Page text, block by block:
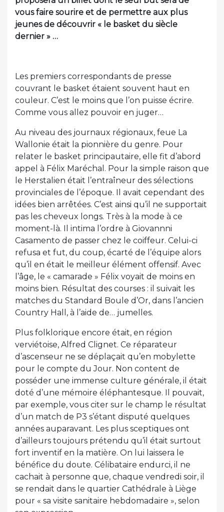
vous faire sourire et de permettre aux plus
jeunes de découvrir « le basket du siècle
dernier » …
Les premiers correspondants de presse
couvrant le basket étaient souvent haut en
couleur. C’est le moins que l’on puisse écrire.
Comme vous allez pouvoir en juger…
Au niveau des journaux régionaux, feue La
Wallonie était la pionnière du genre. Pour
relater le basket principautaire, elle fit d’abord
appel à Félix Maréchal. Pour la simple raison que
le Herstalien était l’entraîneur des sélections
provinciales de l’époque. Il avait cependant des
idées bien arrêtées. C’est ainsi qu’il ne supportait
pas les cheveux longs. Très à la mode à ce
moment-là. Il intima l’ordre à Giovannni
Casamento de passer chez le coiffeur. Celui-ci
refusa et fut, du coup, écarté de l’équipe alors
qu’il en était le meilleur élément offensif. Avec
l’âge, le « camarade » Félix voyait de moins en
moins bien. Résultat des courses : il suivait les
matches du Standard Boule d’Or, dans l’ancien
Country Hall, à l’aide de… jumelles.
Plus folklorique encore était, en région
verviétoise, Alfred Clignet. Ce réparateur
d’ascenseur ne se déplaçait qu’en mobylette
pour le compte du Jour. Non content de
posséder une immense culture générale, il était
doté d’une mémoire éléphantesque. Il pouvait,
par exemple, vous citer sur le champ le résultat
d’un match de P3 s’étant disputé quelques
années auparavant. Les plus sceptiques ont
d’ailleurs toujours prétendu qu’il était surtout
fort inventif en la matière. On lui laissera le
bénéfice du doute. Célibataire endurci, il ne
cachait à personne que, chaque vendredi soir, il
se rendait dans le quartier Cathédrale à Liège
pour « sa visite sanitaire hebdomadaire », selon